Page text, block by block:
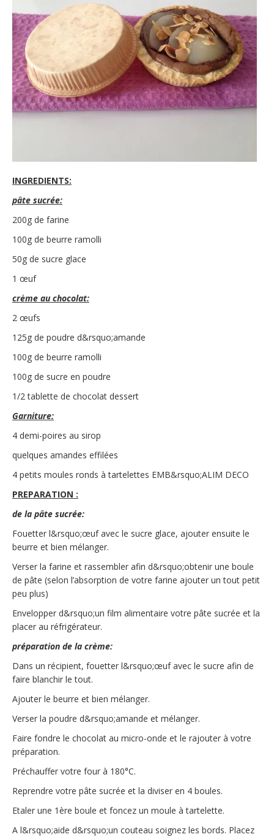
INGREDIENTS:
pâte sucrée:
200g de farine
100g de beurre ramolli
50g de sucre glace
1 œuf
crème au chocolat:
2 œufs
125g de poudre d&rsquo;amande
100g de beurre ramolli
100g de sucre en poudre
1/2 tablette de chocolat dessert
Garniture:
4 demi-poires au sirop
quelques amandes effilées
4 petits moules ronds à tartelettes EMB&rsquo;ALIM DECO
PREPARATION :
de la pâte sucrée:
Fouetter l&rsquo;œuf avec le sucre glace, ajouter ensuite le
beurre et bien mélanger.
Verser la farine et rassembler afin d&rsquo;obtenir une boule
de pâte (selon l’absorption de votre farine ajouter un tout petit
peu plus)
Envelopper d&rsquo;un film alimentaire votre pâte sucrée et la
placer au réfrigérateur.
préparation de la crème:
Dans un récipient, fouetter l&rsquo;œuf avec le sucre afin de
faire blanchir le tout.
Ajouter le beurre et bien mélanger.
Verser la poudre d&rsquo;amande et mélanger.
Faire fondre le chocolat au micro-onde et le rajouter à votre
préparation.
Préchauffer votre four à 180°C.
Reprendre votre pâte sucrée et la diviser en 4 boules.
Etaler une 1ère boule et foncez un moule à tartelette.
A l&rsquo;aide d&rsquo;un couteau soignez les bords. Placez